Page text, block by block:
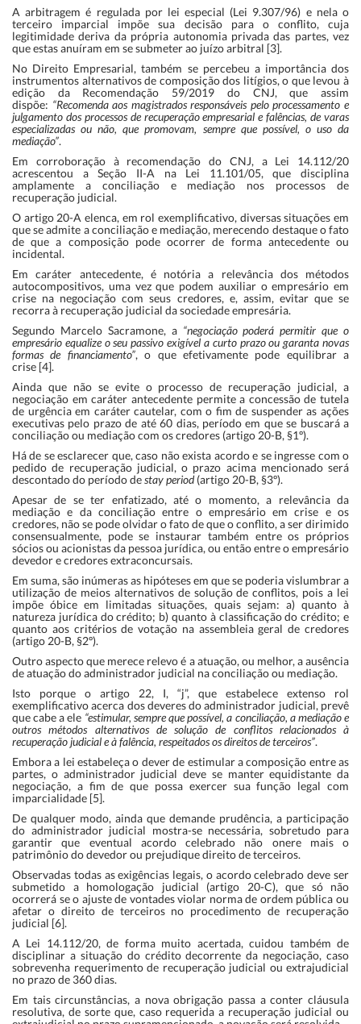
A arbitragem é regulada por lei especial (Lei 9.307/96) e nela o
terceiro imparcial impõe sua decisão para o conflito, cuja
legitimidade deriva da própria autonomia privada das partes, vez
que estas anuíram em se submeter ao juízo arbitral [3].
No Direito Empresarial, também se percebeu a importância dos
instrumentos alternativos de composição dos litígios, o que levou à
edição da Recomendação 59/2019 do CNJ, que assim
dispõe: “Recomenda aos magistrados responsáveis pelo processamento e
julgamento dos processos de recuperação empresarial e falências, de varas
especializadas ou não, que promovam, sempre que possível, o uso da
mediação”.
Em corroboração à recomendação do CNJ, a Lei 14.112/20
acrescentou a Seção II-A na Lei 11.101/05, que disciplina
amplamente a conciliação e mediação nos processos de
recuperação judicial.
O artigo 20-A elenca, em rol exemplificativo, diversas situações em
que se admite a conciliação e mediação, merecendo destaque o fato
de que a composição pode ocorrer de forma antecedente ou
incidental.
Em caráter antecedente, é notória a relevância dos métodos
autocompositivos, uma vez que podem auxiliar o empresário em
crise na negociação com seus credores, e, assim, evitar que se
recorra à recuperação judicial da sociedade empresária.
Segundo Marcelo Sacramone, a “negociação poderá permitir que o
empresário equalize o seu passivo exigível a curto prazo ou garanta novas
formas de financiamento”, o que efetivamente pode equilibrar a
crise [4].
Ainda que não se evite o processo de recuperação judicial, a
negociação em caráter antecedente permite a concessão de tutela
de urgência em caráter cautelar, com o fim de suspender as ações
executivas pelo prazo de até 60 dias, período em que se buscará a
conciliação ou mediação com os credores (artigo 20-B, §1º).
Há de se esclarecer que, caso não exista acordo e se ingresse com o
pedido de recuperação judicial, o prazo acima mencionado será
descontado do período destay period (artigo 20-B, §3º).
Apesar de se ter enfatizado, até o momento, a relevância da
mediação e da conciliação entre o empresário em crise e os
credores, não se pode olvidar o fato de que o conflito, a ser dirimido
consensualmente, pode se instaurar também entre os próprios
sócios ou acionistas da pessoa jurídica, ou então entre o empresário
devedor e credores extraconcursais.
Em suma, são inúmeras as hipóteses em que se poderia vislumbrar a
utilização de meios alternativos de solução de conflitos, pois a lei
impõe óbice em limitadas situações, quais sejam: a) quanto à
natureza jurídica do crédito; b) quanto à classificação do crédito; e
quanto aos critérios de votação na assembleia geral de credores
(artigo 20-B, §2º).
Outro aspecto que merece relevo é a atuação, ou melhor, a ausência
de atuação do administrador judicial na conciliação ou mediação.
Isto porque o artigo 22, I, “j”, que estabelece extenso rol
exemplificativo acerca dos deveres do administrador judicial, prevê
que cabe a ele “estimular, sempre que possível, a conciliação, a mediação e
outros métodos alternativos de solução de conflitos relacionados à
recuperação judicial e à falência, respeitados os direitos de terceiros”.
Embora a lei estabeleça o dever de estimular a composição entre as
partes, o administrador judicial deve se manter equidistante da
negociação, a fim de que possa exercer sua função legal com
imparcialidade [5].
De qualquer modo, ainda que demande prudência, a participação
do administrador judicial mostra-se necessária, sobretudo para
garantir que eventual acordo celebrado não onere mais o
patrimônio do devedor ou prejudique direito de terceiros.
Observadas todas as exigências legais, o acordo celebrado deve ser
submetido a homologação judicial (artigo 20-C), que só não
ocorrerá se o ajuste de vontades violar norma de ordem pública ou
afetar o direito de terceiros no procedimento de recuperação
judicial [6].
A Lei 14.112/20, de forma muito acertada, cuidou também de
disciplinar a situação do crédito decorrente da negociação, caso
sobrevenha requerimento de recuperação judicial ou extrajudicial
no prazo de 360 dias.
Em tais circunstâncias, a nova obrigação passa a conter cláusula
resolutiva, de sorte que, caso requerida a recuperação judicial ou